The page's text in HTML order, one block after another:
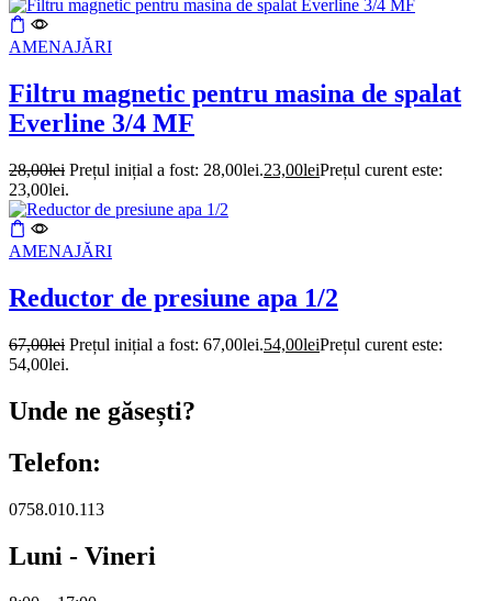
AMENAJĂRI
Filtru magnetic pentru masina de spalat
Everline 3/4 MF
28,00lei Prețul inițial a fost: 28,00lei.23,00leiPrețul curent este:
23,00lei.
AMENAJĂRI
Reductor de presiune apa 1/2
67,00lei Prețul inițial a fost: 67,00lei.54,00leiPrețul curent este:
54,00lei.
Unde ne găsești?
Telefon:
0758.010.113
Luni - Vineri